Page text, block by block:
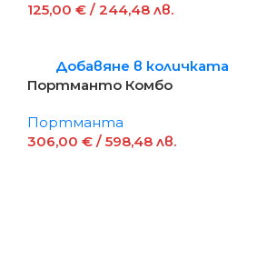
125,00€ / 244,48 лв.
Добавяне в количката
Портманто Комбо
Портманта
306,00€ / 598,48 лв.